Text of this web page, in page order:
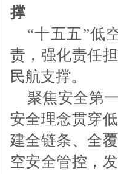
撑
“十五五”低
责，强化责任
民航支撑。
聚焦安全第
安全理念贯穿
建全链条、全
空安全管控，